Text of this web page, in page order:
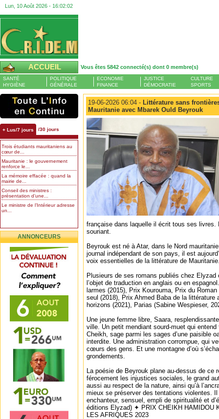
Lun, 10 Août 2026 - 16:02:02
ACCUEIL Vous êtes 5842 connecté(s) dont 0 membre(s)
SANTÉ
HYGIÈNE
POLITIQUE
GÉNÉRALE
ECONOMIE
FINANCE
JUSTICE
DÉMOCRATIE
CULTURE
SPORTS
+ Lus/7 jours /30 jours
Trois étudiants mauritaniens au
cœur de...
Mauritanie : le gouvernement
renforce le...
La mémoire effacée : quand la
mairie de...
Conseil des ministres :
présentation d’une...
Le ministre de l’Intérieur adresse
un...
ANNONCEURS
19-06-2026 06:04 - Littérature sans
Mauritanie avec Mbarek Ould Beyrouk
française dans laquelle il écrit tous ses livres.
souriant.
Beyrouk est né à Atar, dans le Nord
journal indépendant de son pays, il est
voix essentielles de la littérature de
Plusieurs de ses romans publiés chez
l’objet de traduction en anglais ou en
larmes (2015), Prix Kourouma, Prix du
seul (2018), Prix Ahmed Baba de la littérature
horizons (2021), Parias (Sabine Wespieser,
Une jeune femme libre, Saara,
ville. Un petit mendiant sourd-muet qui
Cheikh, sage parmi les sages d’une paisible
interdite. Une administration corrompue, qui
cœurs des gens. Et une montagne d’où
grondements.
La poésie de Beyrouk plane au-dessus de ce
férocement les injustices sociales, le grand
aussi au respect de la nature, ainsi qu’à
mieux se préserver des tentations violentes.
enchanteur, sensuel, empli de spiritualité et
éditions Elyzad) ✦ PRIX CHEIKH HAMIDOU
LES AFRIQUES 2023